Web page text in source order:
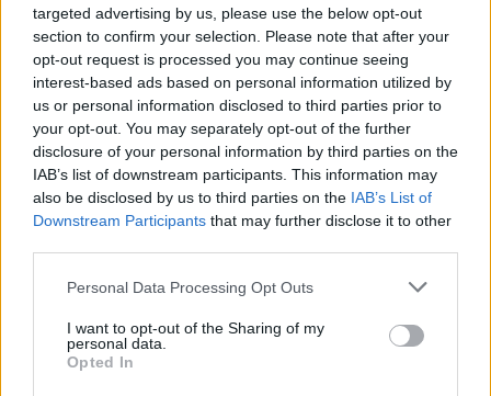
targeted advertising by us, please use the below opt-out
section to confirm your selection. Please note that after your
opt-out request is processed you may continue seeing
interest-based ads based on personal information utilized by
us or personal information disclosed to third parties prior to
your opt-out. You may separately opt-out of the further
disclosure of your personal information by third parties on the
IAB’s list of downstream participants. This information may
also be disclosed by us to third parties on the IAB’s List of
Downstream Participants that may further disclose it to other
Please note that this website/app uses one or more Google
not limited to your visit or usage behaviour. You may click to
grant or deny consent to Google and its third-party tags to
use your data for below specified purposes in below Google
Personal Data Processing Opt Outs
I want to opt-out of the Sharing of my
personal data.
Opted In
Eddig Járó Zsuzsáról (2007), Szandtner
Annáról (2008), Kovács Patríciáról (2009),
Máthé Zsoltról (2010), Mészáros Mátéról
(2011), Péter Katáról (2012), Száraz Dénesről
(2013) és Gál Kristófról (2014) készült darab.
"Ez egy szerződésszerűség egymás között,
hozzátéve: amikor kitalálta, hogy mindenki
sorra kerül az osztályból, akkor ez azt is
jelentette, hogy ez a munka 14 évig tart.